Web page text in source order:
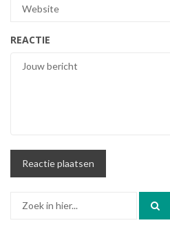
REACTIE